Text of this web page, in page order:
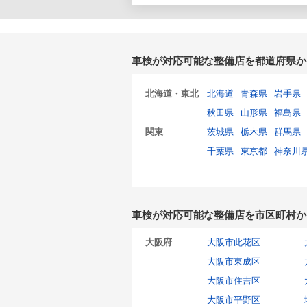
車検が対応可能な整備店を都道府県
北海道・東北 北海道 青森県
岩手県
秋田県
山形県
福島県
関東
茨城県 栃木県
群馬県
千葉県
東京都 神奈川
車検が対応可能な整備店を市区町村
大阪府 大阪市此花区
大阪市東成区
大阪市住吉区
大阪市平野区